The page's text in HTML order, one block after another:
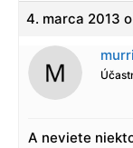
4. marca 2013 o
A neviete